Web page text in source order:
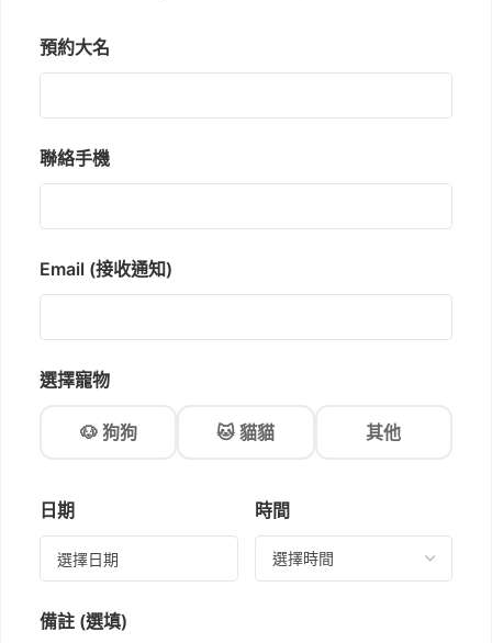
預約大名
聯絡手機
Email (接收通知)
選擇寵物
🐶 狗狗 🐱 貓貓 其他
日期 時間
備註 (選填)